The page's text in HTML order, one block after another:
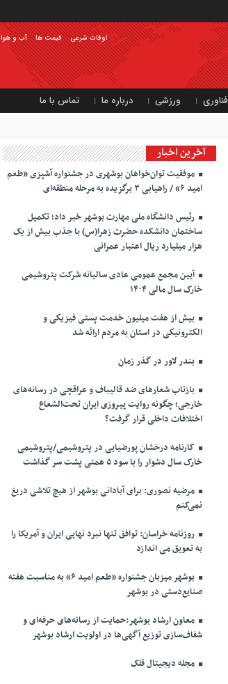
آب و هوا قیمت ها اوقات شرعی
فناوری ورزشی درباره ما تماس با ما
آخرین اخبار
موفقیت توان‌خواهان بوشهری در جشنواره آشپزی «طعم
امید ۶» / راهیابی ۳ برگزیده به مرحله منطقه‌ای
رئیس دانشگاه ملی مهارت بوشهر خبر داد؛ تکمیل
ساختمان دانشکده حضرت زهرا(س) با جذب بیش از یک
هزار میلیارد ریال اعتبار عمرانی
آیین مجمع عمومی عادی سالیانه شرکت پتروشیمی
خارک سال مالی ۱۴۰۴ ‌
بیش از هفت میلیون خدمت پستی فیزیكی و
الكترونیكی در استان به مردم ارائه شد
بندر لاور در گذر زمان
بازتاب شعارهای ضد قالیباف و عراقچی در رسانه‌های
خارجی؛ چگونه روایت پیروزی ایران تحت‌الشعاع
اختلافات داخلی قرار گرفت؟
کارنامه درخشان پورضیایی در پتروشیمی/پتروشیمی
خارک سال دشوار را با سود ۵ همتی پشت سر گذاشت
مرضیه نصوری: برای آبادانی بوشهر از هیچ تلاشی دریغ
نمی‌کنم
روزنامه خراسان: توافق تنها نبرد نهایی ایران و آمریکا را
به تعویق می اندازد
بوشهر میزبان جشنواره «طعم امید ۶» به مناسبت هفته
صنایع‌دستی در بوشهر
معاون ارشاد بوشهر:حمایت از رسانه‌های حرفه‌ای و
شفاف‌سازی توزیع آگهی‌ها در اولویت ارشاد بوشهر
مجله دیجیتال قلک